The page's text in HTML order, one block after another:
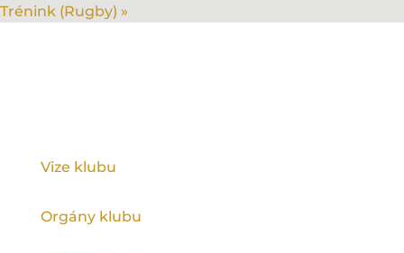
Trénink (Rugby) »
Vize klubu
Orgány klubu